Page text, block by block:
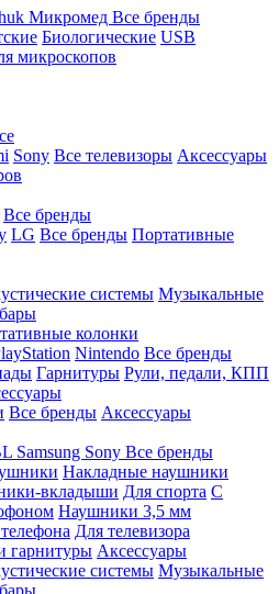
Микромед Все бренды
Биологические USB
микроскопов
Sony Все телевизоры Аксессуары
Все бренды
LG Все бренды Портативные
системы Музыкальные
колонки
Nintendo Все бренды
Гарнитуры Рули, педали, КПП
Все бренды Аксессуары
Samsung Sony Все бренды
Накладные наушники
вкладыши Для спорта С
Наушники 3,5 мм
Для телевизора
гарнитуры Аксессуары
системы Музыкальные